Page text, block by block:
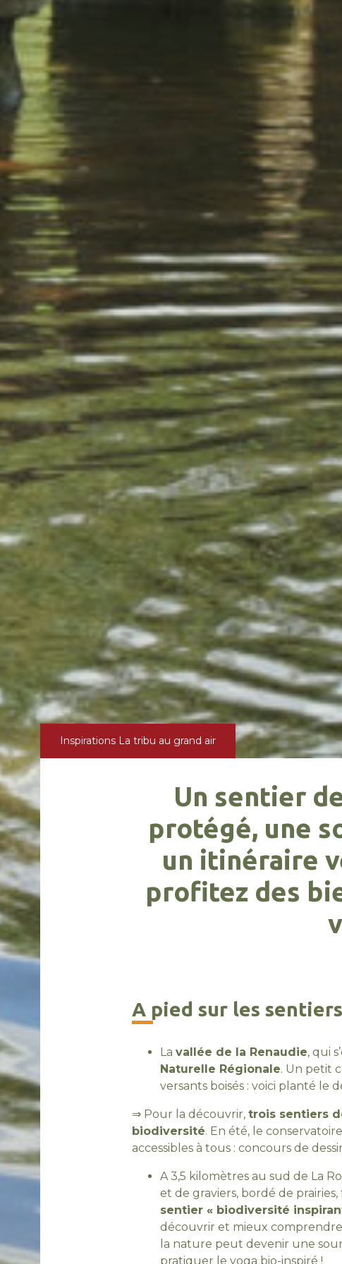
Inspirations La tribu au grand air
Un sentier
protégé, une
un itinéraire
profitez des
A pied sur les
La vallée de la Renaudie, qui
Naturelle Régionale. Un petit
versants boisés : voici planté le
⇒ Pour la découvrir, trois sentiers
biodiversité. En été, le
accessibles à tous : concours de
A 3,5 kilomètres au sud de La
et de graviers, bordé de
sentier « biodiversité
découvrir et mieux comprendre
la nature peut devenir une
pratiquer le yoga bio-inspiré !